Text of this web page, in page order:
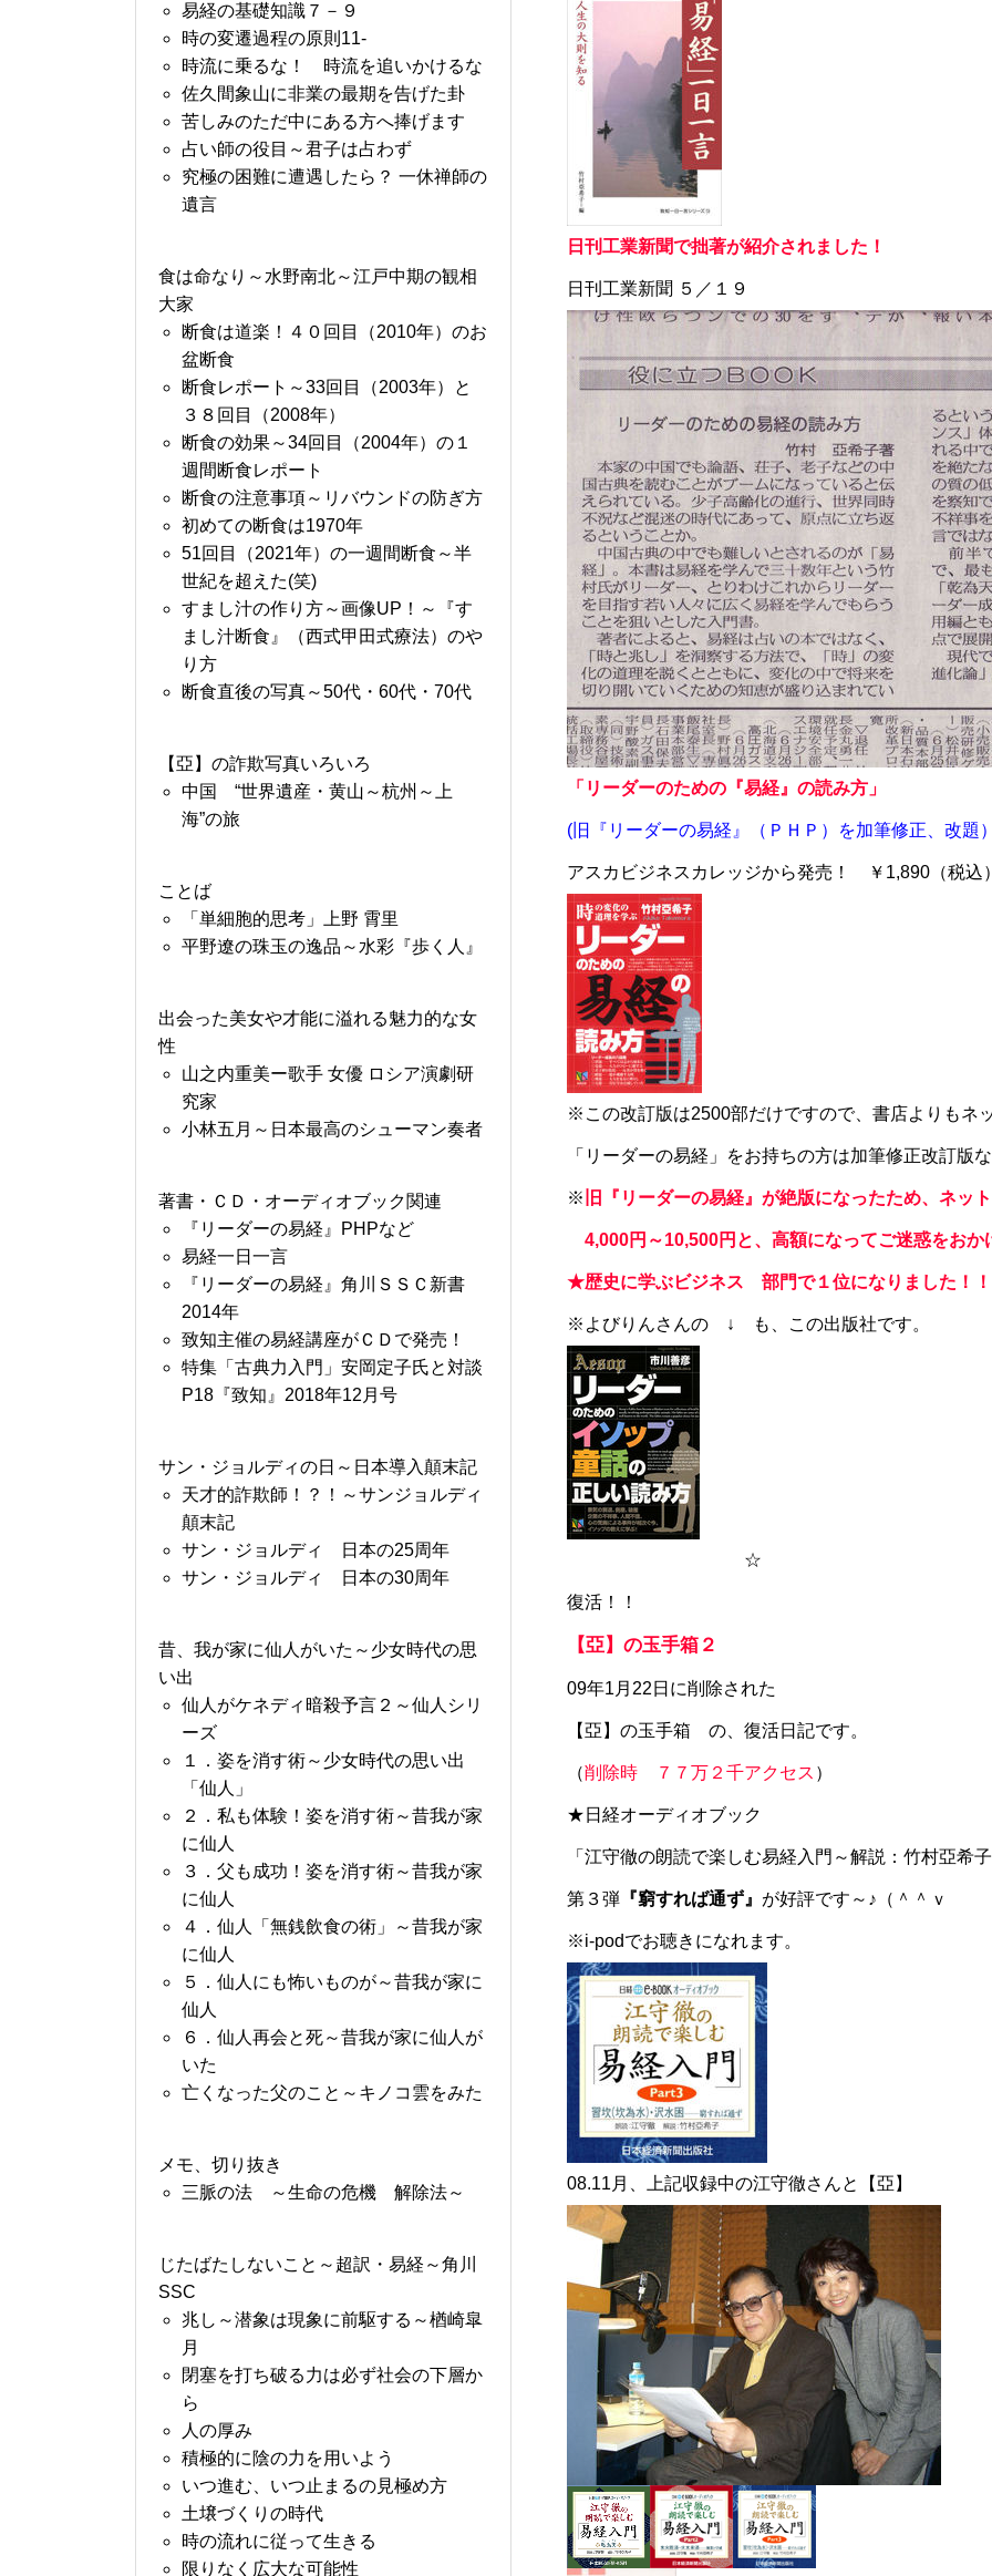
日刊工業新聞で拙著が紹介されました！
日刊工業新聞 ５／１９
「リーダーのための『易経』の読み方」
(旧『リーダーの易経』（ＰＨＰ）を加筆修正、改題
アスカビジネスカレッジから発売！ ￥1,890（税込
※この改訂版は2500部だけですので、書店よりもネ
「リーダーの易経」をお持ちの方は加筆修正改訂版
※ 旧『リーダーの易経』が絶版になったため、ネッ
4,000円～10,500円と、高額になってご迷惑をおか
★歴史に学ぶビジネス 部門で１位になりました！！
※ よびりんさんの ↓ も、この出版社です。
☆
復活！！
【亞】の玉手箱２
09年1月22日に削除された
【亞】の玉手箱 の、復活日記です。
（削除時 ７７万２千アクセス ）
★日経オーディオブック
「江守徹の朗読で楽しむ易経入門～解説：竹村亞希
第３弾 『窮すれば通ず』 が好評です～♪（＾＾ｖ
※i-podでお聴きになれます。
08.11月、上記収録中の江守徹さんと【亞】
易経の基礎知識７－９
時の変遷過程の原則11-
時流に乗るな！ 時流を追いかけるな
佐久間象山に非業の最期を告げた卦
苦しみのただ中にある方へ捧げます
占い師の役目～君子は占わず
究極の困難に遭遇したら？ 一休禅師の
遺言
食は命なり～水野南北～江戸中期の観相
大家
断食は道楽！４０回目（2010年）のお
盆断食
断食レポート～33回目（2003年）と
３８回目（2008年）
断食の効果～34回目（2004年）の１
週間断食レポート
断食の注意事項～リバウンドの防ぎ方
初めての断食は1970年
51回目（2021年）の一週間断食～半
世紀を超えた(笑)
すまし汁の作り方～画像UP！～『す
まし汁断食』（西式甲田式療法）のや
り方
断食直後の写真～50代・60代・70代
【亞】の詐欺写真いろいろ
中国 “世界遺産・黄山～杭州～上
海”の旅
ことば
「単細胞的思考」上野 霄里
平野遼の珠玉の逸品～水彩『歩く人』
出会った美女や才能に溢れる魅力的な女
性
山之内重美ー歌手 女優 ロシア演劇研
究家
小林五月～日本最高のシューマン奏者
著書・ＣＤ・オーディオブック関連
『リーダーの易経』PHPなど
易経一日一言
『リーダーの易経』角川ＳＳＣ新書
2014年
致知主催の易経講座がＣＤで発売！
特集「古典力入門」安岡定子氏と対談
P18『致知』2018年12月号
サン・ジョルディの日～日本導入顛末記
天才的詐欺師！？！～サンジョルディ
顛末記
サン・ジョルディ 日本の25周年
サン・ジョルディ 日本の30周年
昔、我が家に仙人がいた～少女時代の思
い出
仙人がケネディ暗殺予言２～仙人シリ
ーズ
１．姿を消す術～少女時代の思い出
「仙人」
２．私も体験！姿を消す術～昔我が家
に仙人
３．父も成功！姿を消す術～昔我が家
に仙人
４．仙人「無銭飲食の術」～昔我が家
に仙人
５．仙人にも怖いものが～昔我が家に
仙人
６．仙人再会と死～昔我が家に仙人が
いた
亡くなった父のこと～キノコ雲をみた
メモ、切り抜き
三脈の法 ～生命の危機 解除法～
じたばたしないこと～超訳・易経～角川
SSC
兆し～潜象は現象に前駆する～楢崎皐
月
閉塞を打ち破る力は必ず社会の下層か
ら
人の厚み
積極的に陰の力を用いよう
いつ進む、いつ止まるの見極め方
土壌づくりの時代
時の流れに従って生きる
限りなく広大な可能性